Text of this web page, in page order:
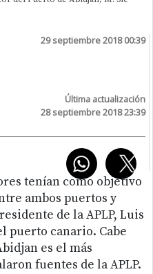
29 septiembre 2018 00:39
Última actualización
28 septiembre 2018 23:39
tenían como objetivo
ambos puertos y
de la APLP, Luis
puerto canario. Cabe
es el más
fuentes de la APLP.